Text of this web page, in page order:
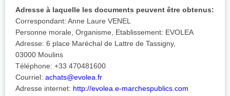
Adresse à laquelle les documents peuvent être obtenus:
Correspondant: Anne Laure VENEL
Personne morale, Organisme, Etablissement: EVOLEA
Adresse: 6 place Maréchal de Lattre de Tassigny,
03000 Moulins
Téléphone: +33 470481600
Courriel: achats@evolea.fr
Adresse internet: http://evolea.e-marchespublics.com